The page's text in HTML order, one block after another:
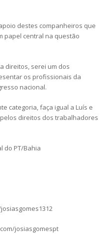
destes companheiros que
papel central na questão
direitos, serei um dos
os profissionais da
nacional.
categoria, faça igual a Luís e
direitos dos trabalhadores
do PT/Bahia
josiasgomespt